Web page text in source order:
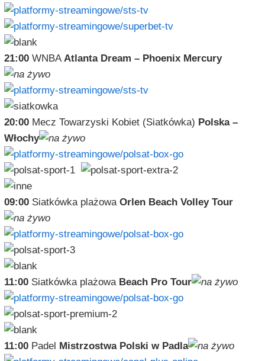
21:00WNBAAtlanta Dream – Phoenix Mercury
20:00Mecz Towarzyski Kobiet (Siatkówka) Polska –
Włochy
09:00Siatkówka plażowa Orlen Beach Volley Tour
11:00Siatkówka plażowa Beach Pro Tour
11:00Padel Mistrzostwa Polski w Padla